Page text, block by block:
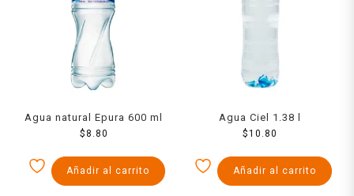
Agua natural Epura 600 ml
$ 8.80
Añadir al carrito
Agua Ciel 1.38 l
$10.80
Añadir al carrito